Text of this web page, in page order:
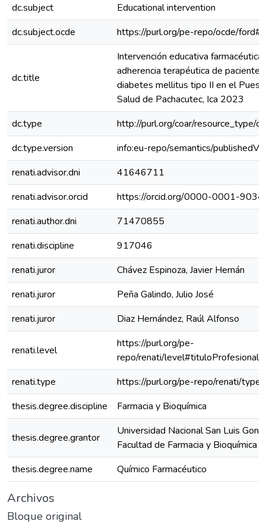
dc.subject
Educational intervention
dc.subject.ocde
https://purl.org/pe-repo/ocde/
dc.title
Intervención educativa farmacéutica
adherencia terapéutica de
diabetes mellitus tipo II en el
Salud de Pachacutec, Ica 2023
dc.type
http://purl.org/coar/resource_type/
dc.type.version
info:eu-repo/semantics/
renati.advisor.dni
41646711
renati.advisor.orcid
https://orcid.org/0000-0001-
renati.author.dni
71470855
renati.discipline
917046
renati.juror
Chávez Espinoza, Javier Hernán
renati.juror
Peña Galindo, Julio José
renati.juror
Diaz Hernández, Raúl Alfonso
renati.level
https://purl.org/pe-
repo/renati/level#tituloProfesional
renati.type
https://purl.org/pe-repo/renati/
thesis.degree.discipline
Farmacia y Bioquímica
thesis.degree.grantor
Universidad Nacional San Luis
Facultad de Farmacia y Bioquímica
thesis.degree.name
Químico Farmacéutico
Archivos
Bloque original